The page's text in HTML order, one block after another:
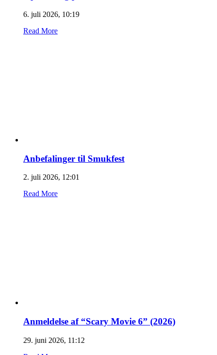
6. juli 2026, 10:19
Read More
Anbefalinger til Smukfest
2. juli 2026, 12:01
Read More
Anmeldelse af “Scary Movie 6” (2026)
29. juni 2026, 11:12